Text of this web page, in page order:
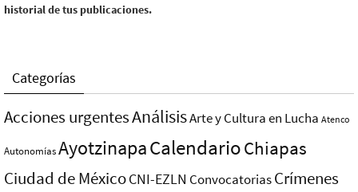
historial de tus publicaciones.
Categorías
Acciones urgentesAnálisisArte y Cultura en Lucha Atenco
AutonomíasAyotzinapaCalendarioChiapas
Ciudad de MéxicoCNI-EZLN ConvocatoriasCrímenes